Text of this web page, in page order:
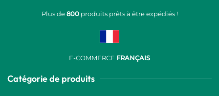
Plus de800produits prêts à être expédiés !
E-COMMERCE FRANÇAIS
Catégorie de produits